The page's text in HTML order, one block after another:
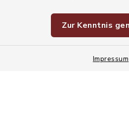
Zur Kenntnis
Impressum
Sitemap